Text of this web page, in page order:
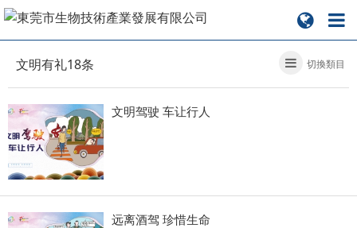
文明有礼18条 切換類目
文明驾驶 车让行人
远离酒驾 珍惜生命